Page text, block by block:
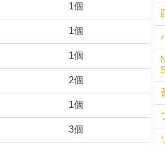
1個
1個
1個
2個
1個
3個